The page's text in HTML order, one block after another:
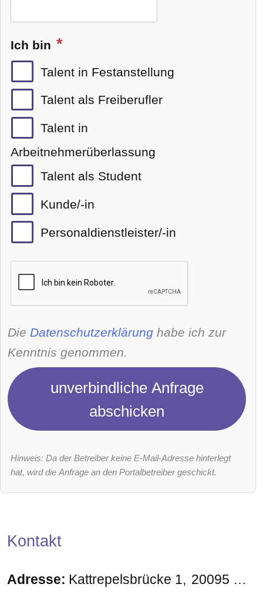
Ich bin
Talent in Festanstellung
Talent als Freiberufler
Talent in
Arbeitnehmerüberlassung
Talent als Student
Kunde/-in
Personaldienstleister/-in
Die Datenschutzerklärung habe ich zur
Kenntnis genommen.
unverbindliche Anfrage
abschicken
Hinweis: Da der Betreiber keine E-Mail-Adresse hinterlegt
hat, wird die Anfrage an den Portalbetreiber geschickt.
Kontakt
Adresse: Kattrepelsbrücke 1 20095